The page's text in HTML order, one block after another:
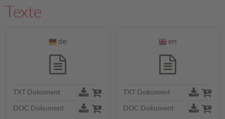
Texte
de
TXT Dokument
DOC Dokument
en
TXT Dokument
DOC Dokument